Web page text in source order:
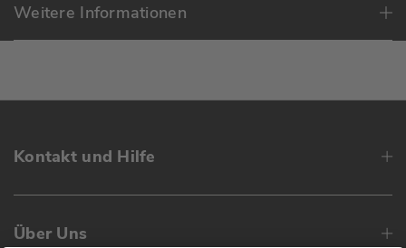
Weitere Informationen
Kontakt und Hilfe
Über Uns